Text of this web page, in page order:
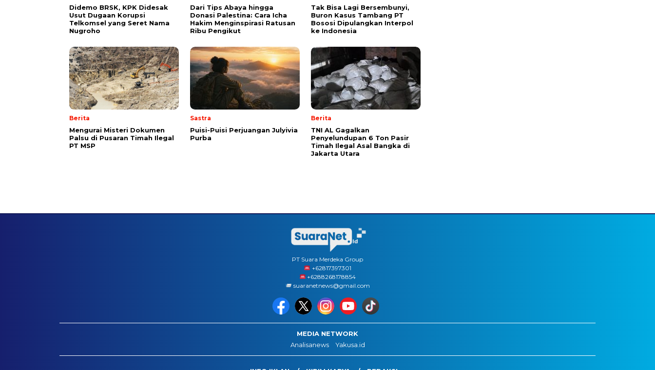
Didemo BRSK, KPK Didesak
Usut Dugaan Korupsi
Telkomsel yang Seret Nama
Nugroho
Dari Tips Abaya hingga
Donasi Palestina: Cara Icha
Hakim Menginspirasi Ratusan
Ribu Pengikut
Tak Bisa Lagi Bersembunyi,
Buron Kasus Tambang PT
Bososi Dipulangkan Interpol
ke Indonesia
Berita
Mengurai Misteri Dokumen
Palsu di Pusaran Timah Ilegal
PT MSP
Sastra
Puisi-Puisi Perjuangan Julyivia
Purba
Berita
TNI AL Gagalkan
Penyelundupan 6 Ton Pasir
Timah Ilegal Asal Bangka di
Jakarta Utara
PT Suara Merdeka Group
‪+62817397301
+6288268178854
suaranetnews@gmail.com
MEDIA NETWORK
Analisanews
Yakusa.id